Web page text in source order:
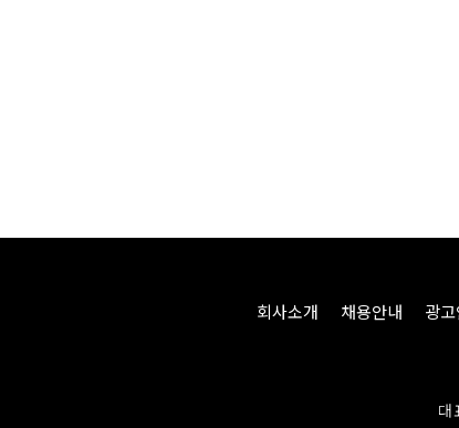
회사소개 채용안내 광
대